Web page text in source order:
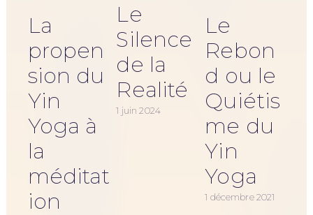
La
propen
sion du
Yin
Yoga à
la
méditat
ion
Le
Silence
de la
Realité
1 juin 2024
Le
Rebon
d ou le
Quiétis
me du
Yin
Yoga
1 décembre 2021